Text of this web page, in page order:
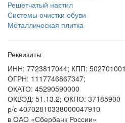
Решетчатый настил
Системы очистки обуви
Металлическая плитка
Реквизиты
ИНН: 7723817044; КПП: 502701001
ОГРН: 1117746867347;
ОКАТО: 45290590000
ОКВЭД: 51.13.2; ОКПО: 37185900
р/с 40702810338000047910
в ОАО «Сбербанк России»